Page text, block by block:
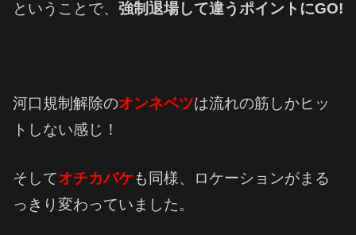
ということで、 強制退場して違うポイントにGO!
河口規制解除のオンネベツは流れの筋しかヒッ
トしない感じ！
そしてオチカバケも同様、ロケーションがまる
っきり変わっていました。